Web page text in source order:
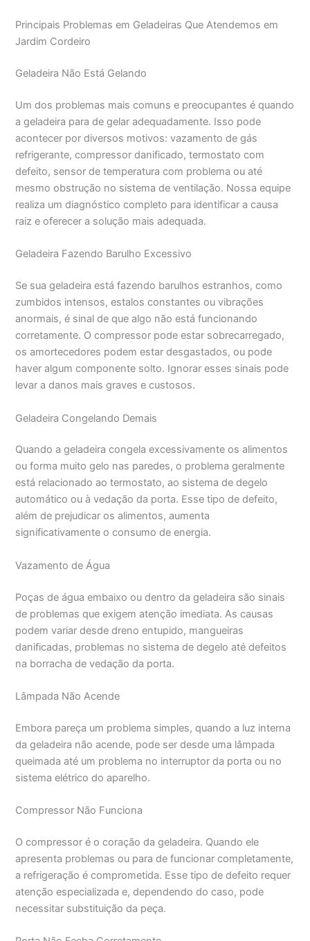
Principais Problemas em Geladeiras Que Atendemos em
Jardim Cordeiro
Geladeira Não Está Gelando
Um dos problemas mais comuns e preocupantes é quando
a geladeira para de gelar adequadamente. Isso pode
acontecer por diversos motivos: vazamento de gás
refrigerante, compressor danificado, termostato com
defeito, sensor de temperatura com problema ou até
mesmo obstrução no sistema de ventilação. Nossa equipe
realiza um diagnóstico completo para identificar a causa
raiz e oferecer a solução mais adequada.
Geladeira Fazendo Barulho Excessivo
Se sua geladeira está fazendo barulhos estranhos, como
zumbidos intensos, estalos constantes ou vibrações
anormais, é sinal de que algo não está funcionando
corretamente. O compressor pode estar sobrecarregado,
os amortecedores podem estar desgastados, ou pode
haver algum componente solto. Ignorar esses sinais pode
levar a danos mais graves e custosos.
Geladeira Congelando Demais
Quando a geladeira congela excessivamente os alimentos
ou forma muito gelo nas paredes, o problema geralmente
está relacionado ao termostato, ao sistema de degelo
automático ou à vedação da porta. Esse tipo de defeito,
além de prejudicar os alimentos, aumenta
significativamente o consumo de energia.
Vazamento de Água
Poças de água embaixo ou dentro da geladeira são sinais
de problemas que exigem atenção imediata. As causas
podem variar desde dreno entupido, mangueiras
danificadas, problemas no sistema de degelo até defeitos
na borracha de vedação da porta.
Lâmpada Não Acende
Embora pareça um problema simples, quando a luz interna
da geladeira não acende, pode ser desde uma lâmpada
queimada até um problema no interruptor da porta ou no
sistema elétrico do aparelho.
Compressor Não Funciona
O compressor é o coração da geladeira. Quando ele
apresenta problemas ou para de funcionar completamente,
a refrigeração é comprometida. Esse tipo de defeito requer
atenção especializada e, dependendo do caso, pode
necessitar substituição da peça.